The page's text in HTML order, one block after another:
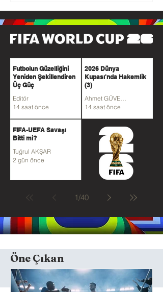
Futbolun Güzelliğini
Yeniden Şekillendiren
Üç Güç
Editör
14 saat önce
2026 Dünya
Kupası'nda Hakemlik
(3)
14 saat önce
FIFA-UEFA Savaşı
Bitti mi?
Tuğrul AKŞAR
2 gün önce
1/40
Öne Çıkan